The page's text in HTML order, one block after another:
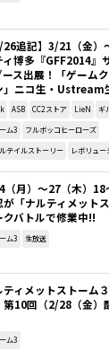
26追記】3/21（金）
ィ博多『GFF2014』
ース出展！「ゲーム
」ニコ生・Ustream
ASB CC2ストア LieN ギ
ム3 フルボッコヒーローズ
テイルストーリー レボリュー
（月）～27（木）18
が「ナルティメット
クバトルで修業中!!
ム3 生放送
ティメットストーム
第10回（2/28（金）
ム3